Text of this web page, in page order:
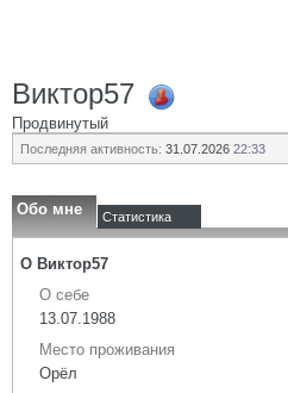
Виктор57
Продвинутый
Последняя активность: 31.07.2026 22:33
Обо мне Статистика
О Виктор57
О себе
13.07.1988
Место проживания
Орёл